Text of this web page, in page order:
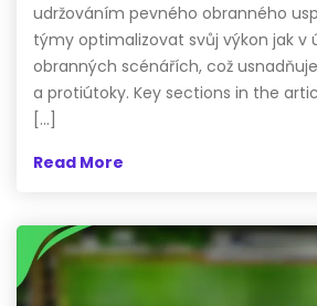
udržováním pevného obranného
týmy optimalizovat svůj výkon jak v
obranných scénářích, což
a protiútoky. Key sections in the
[…]
Read More